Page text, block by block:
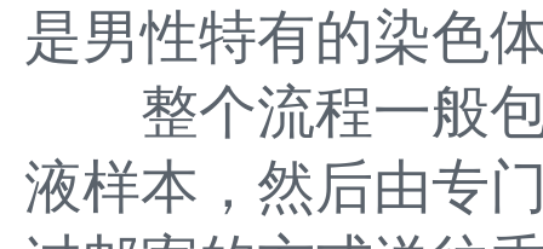
是男性特有的染色
整个流程一般包
液样本，然后由专